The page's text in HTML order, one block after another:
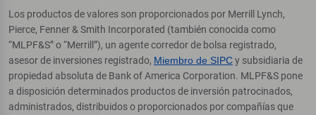
Los productos de valores son proporcionados por Merrill Lynch,
Pierce, Fenner & Smith Incorporated (también conocida como
“MLPF&S” o “Merrill”), un agente corredor de bolsa registrado,
asesor de inversiones registrado, Miembro de SIPCy subsidiaria de
propiedad absoluta de Bank of America Corporation. MLPF&S pone
a disposición determinados productos de inversión patrocinados,
administrados, distribuidos o proporcionados por compañías que